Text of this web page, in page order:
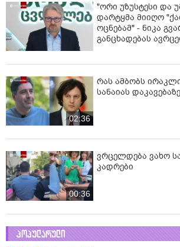
"ორი უზუსტესი და
დარტყმა მიიღო
ოცნებამ" - ნიკა
განცხადებას
02:36
რას ამბობს
სანაიას
00:36
ვრცელდება ვახო
კადრები
პოპულარული